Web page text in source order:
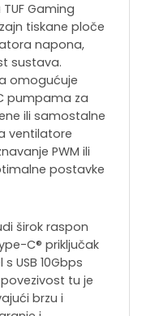
Gaming
tiskane ploče
napona,
sustava.
omogućuje
pumpama za
ili samostalne
ventilatore
PWM ili
postavke
širok raspon
C® priključak
USB 10Gbps
tu je
brzu i